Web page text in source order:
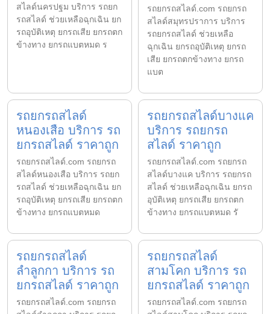
สไลด์นครปฐม บริการ รถยก
รถสไลด์ ช่วยเหลือฉุกเฉิน ยก
รถอุบัติเหตุ ยกรถเสีย ยกรถตก
ข้างทาง ยกรถแบตหมด ร
รถยกรถสไลด์.com รถยกรถ
สไลด์สมุทรปราการ บริการ
รถยกรถสไลด์ ช่วยเหลือ
ฉุกเฉิน ยกรถอุบัติเหตุ ยกรถ
เสีย ยกรถตกข้างทาง ยกรถ
แบต
รถยกรถสไลด์
หนองเสือ บริการ รถ
ยกรถสไลด์ ราคาถูก
รถยกรถสไลด์.com รถยกรถ
สไลด์หนองเสือ บริการ รถยก
รถสไลด์ ช่วยเหลือฉุกเฉิน ยก
รถอุบัติเหตุ ยกรถเสีย ยกรถตก
ข้างทาง ยกรถแบตหมด
รถยกรถสไลด์บางแค
บริการ รถยกรถ
สไลด์ ราคาถูก
รถยกรถสไลด์.com รถยกรถ
สไลด์บางแค บริการ รถยกรถ
สไลด์ ช่วยเหลือฉุกเฉิน ยกรถ
อุบัติเหตุ ยกรถเสีย ยกรถตก
ข้างทาง ยกรถแบตหมด รั
รถยกรถสไลด์
ลำลูกกา บริการ รถ
ยกรถสไลด์ ราคาถูก
รถยกรถสไลด์.com รถยกรถ
รถยกรถสไลด์
สามโคก บริการ รถ
ยกรถสไลด์ ราคาถูก
รถยกรถสไลด์.com รถยกรถ